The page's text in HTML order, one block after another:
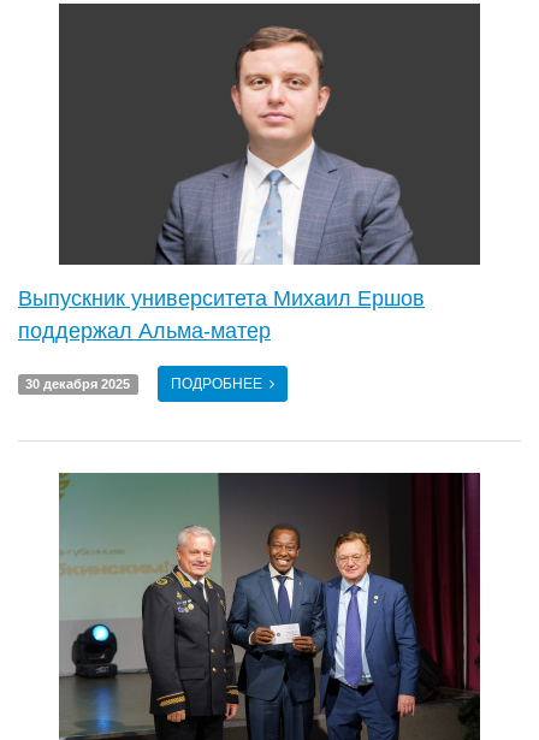
Выпускник университета Михаил Ершов
поддержал Альма-матер
30 декабря 2025 ПОДРОБНЕЕ